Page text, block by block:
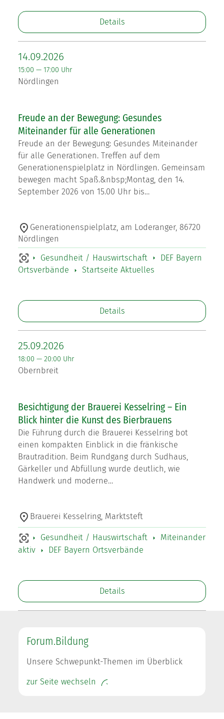
Details
14.09.2026
15:00 — 17:00 Uhr
Nördlingen
Freude an der Bewegung: Gesundes
Miteinander für alle Generationen
Freude an der Bewegung: Gesundes Miteinander
für alle Generationen. Treffen auf dem
Generationenspielplatz in Nördlingen. Gemeinsam
bewegen macht Spaß.&nbsp;Montag, den 14.
September 2026 von 15.00 Uhr bis…
Generationenspielplatz, am Loderanger, 86720
Nördlingen
Gesundheit / Hauswirtschaft
DEF Bayern
Ortsverbände
Startseite Aktuelles
Details
25.09.2026
18:00 — 20:00 Uhr
Obernbreit
Besichtigung der Brauerei Kesselring – Ein
Blick hinter die Kunst des Bierbrauens
Die Führung durch die Brauerei Kesselring bot
einen kompakten Einblick in die fränkische
Brautradition. Beim Rundgang durch Sudhaus,
Gärkeller und Abfüllung wurde deutlich, wie
Handwerk und moderne…
Brauerei Kesselring, Marktsteft
Gesundheit / Hauswirtschaft
Miteinander
aktiv
DEF Bayern Ortsverbände
Details
Forum.Bildung
Unsere Schwepunkt-Themen im Überblick
zur Seite wechseln